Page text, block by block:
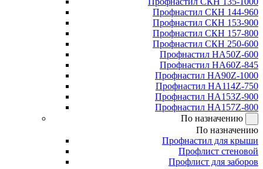
Профнастил СКН 144-960
Профнастил СКН 153-900
Профнастил СКН 157-800
Профнастил СКН 250-600
Профнастил НА50Z-600
Профнастил НА60Z-845
Профнастил НА90Z-1000
Профнастил НА114Z-750
Профнастил НА153Z-900
Профнастил НА157Z-800
По назначению
По назначению
Профнастил для крыши
Профлист стеновой
Профлист для заборов